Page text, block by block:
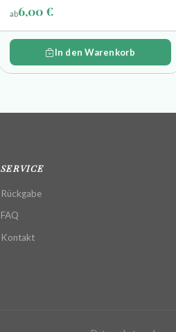
Armbandes beträgt ca.15cm
ab6,00 €
In den Warenkorb
SERVICE
Rückgabe
FAQ
Kontakt